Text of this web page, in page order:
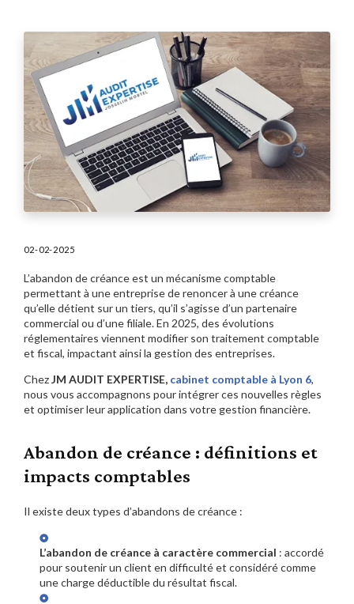
02-02-2025
L’abandon de créance est un mécanisme comptable
permettant à une entreprise de renoncer à une créance
qu’elle détient sur un tiers, qu’il s’agisse d’un partenaire
commercial ou d’une filiale. En 2025, des évolutions
réglementaires viennent modifier son traitement comptable
et fiscal, impactant ainsi la gestion des entreprises.
ChezJM AUDIT EXPERTISE, cabinet comptable à Lyon 6,
nous vous accompagnons pour intégrer ces nouvelles règles
et optimiser leur application dans votre gestion financière.
Abandon de créance : définitions et
impacts comptables
Il existe deux types d’abandons de créance :
L’abandon de créance à caractère commercial : accordé
pour soutenir un client en difficulté et considéré comme
une charge déductible du résultat fiscal.